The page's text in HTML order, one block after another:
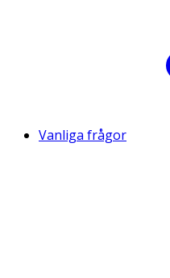
Vanliga frågor